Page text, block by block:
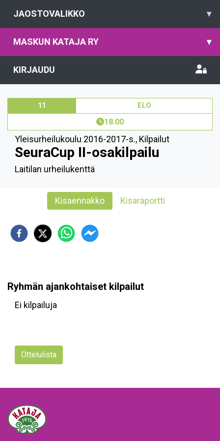
JAOSTOVALIKKO ▾
MASKUN KATAJA RY ▾
KIRJAUDU
11 ELO
18.00
Yleisurheilukoulu 2016-2017-s., Kilpailut
SeuraCup II-osakilpailu
Laitilan urheilukenttä
Kisaennakko Kisaraportti
Ryhmän ajankohtaiset kilpailut
Ei kilpailuja
Ottelulista